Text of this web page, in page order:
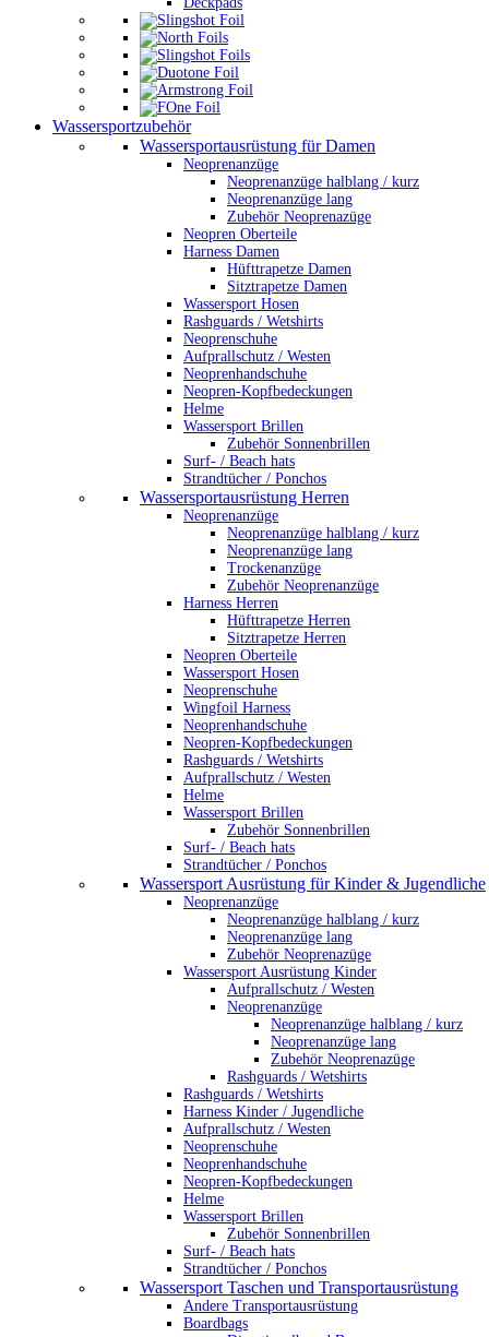
Wassersportzubehör
Wassersportausrüstung für Damen
Neoprenanzüge
Neoprenanzüge halblang / kurz
Neoprenanzüge lang
Zubehör Neoprenazüge
Neopren Oberteile
Harness Damen
Hüfttrapetze Damen
Sitztrapetze Damen
Wassersport Hosen
Rashguards / Wetshirts
Neoprenschuhe
Aufprallschutz / Westen
Neoprenhandschuhe
Neopren-Kopfbedeckungen
Helme
Wassersport Brillen
Zubehör Sonnenbrillen
Surf- / Beach hats
Strandtücher / Ponchos
Wassersportausrüstung Herren
Neoprenanzüge
Neoprenanzüge halblang / kurz
Neoprenanzüge lang
Trockenanzüge
Zubehör Neoprenanzüge
Harness Herren
Hüfttrapetze Herren
Sitztrapetze Herren
Neopren Oberteile
Wassersport Hosen
Neoprenschuhe
Wingfoil Harness
Neoprenhandschuhe
Neopren-Kopfbedeckungen
Rashguards / Wetshirts
Aufprallschutz / Westen
Helme
Wassersport Brillen
Zubehör Sonnenbrillen
Surf- / Beach hats
Strandtücher / Ponchos
Wassersport Ausrüstung für Kinder & Jugendliche
Neoprenanzüge
Neoprenanzüge halblang / kurz
Neoprenanzüge lang
Zubehör Neoprenazüge
Wassersport Ausrüstung Kinder
Aufprallschutz / Westen
Neoprenanzüge
Neoprenanzüge halblang / kurz
Neoprenanzüge lang
Zubehör Neoprenazüge
Rashguards / Wetshirts
Rashguards / Wetshirts
Harness Kinder / Jugendliche
Aufprallschutz / Westen
Neoprenschuhe
Neoprenhandschuhe
Neopren-Kopfbedeckungen
Helme
Wassersport Brillen
Zubehör Sonnenbrillen
Surf- / Beach hats
Strandtücher / Ponchos
Wassersport Taschen und Transportausrüstung
Andere Transportausrüstung
Boardbags